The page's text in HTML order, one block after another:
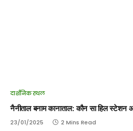
दार्शनिक स्थल
नैनीताल बनाम कानाताल: कौन सा हिल स्टेशन
23/01/2025 2 Mins Read